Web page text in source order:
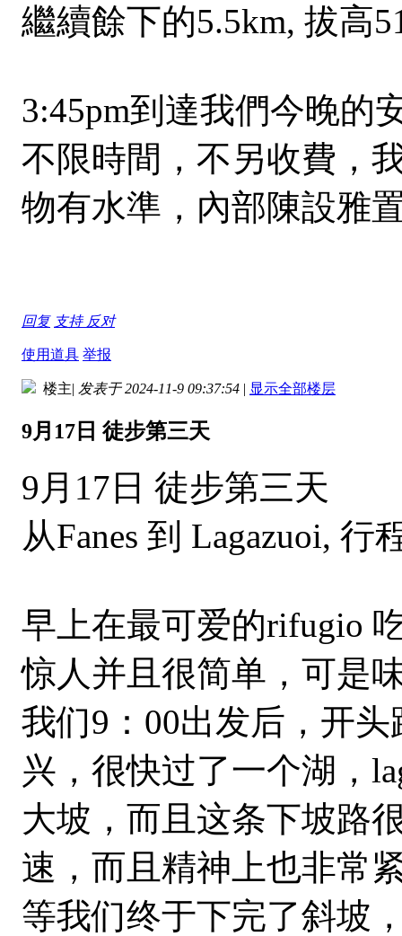
繼續餘下的5.5km, 拔高
3:45pm到達我們今晚的
不限時間，不另收費，
物有水準，內部陳設雅
回复 支持 反对
使用道具 举报
楼主| 发表于 2024-11-9 09:37:54 | 显示全部楼层
9月17日 徒步第三天
9月17日 徒步第三天
从Fanes 到 Lagazuoi,
早上在最可爱的rifugio
惊人并且很简单，可是
我们9：00出发后，开
兴，很快过了一个湖，
大坡，而且这条下坡路
速，而且精神上也非常
等我们终于下完了斜坡